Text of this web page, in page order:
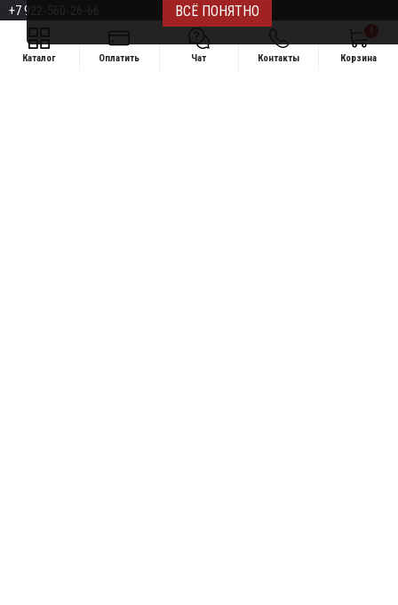
+7 922-560-26-66
Email:razborka45@mail.ru
ИП Дёмин Даниил Владимирович
Каталог Оплатить Чат Контакты Корзина
ВСЁ ПОНЯТНО